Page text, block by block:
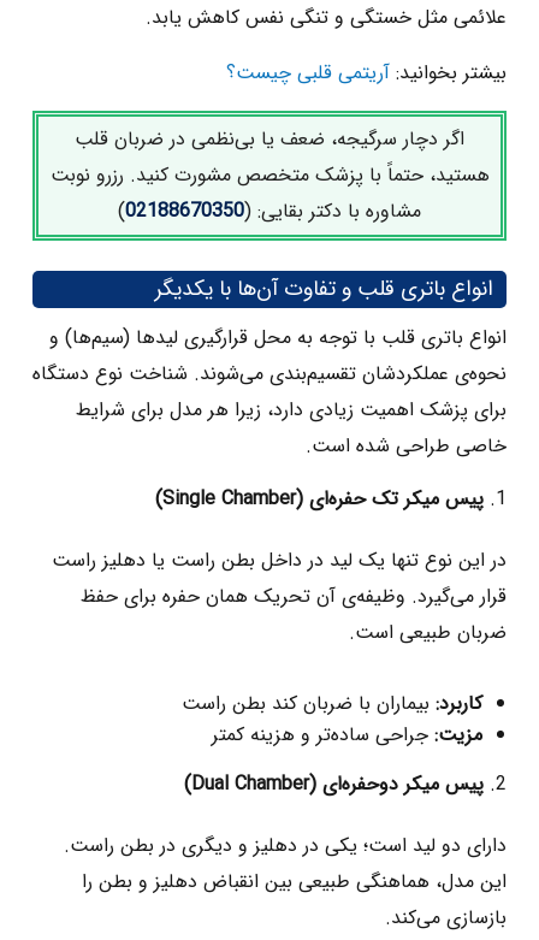
علائمی مثل خستگی و تنگی نفس کاهش یابد.
بیشتر بخوانید: آریتمی قلبی چیست؟
اگر دچار سرگیجه، ضعف یا بی‌نظمی در ضربان قلب
هستید، حتماً با پزشک متخصص مشورت کنید. رزرو نوبت
مشاوره با دکتر بقایی: (02188670350
)
انواع باتری قلب و تفاوت آن‌ها با یکدیگر
انواع باتری قلب با توجه به محل قرارگیری لیدها (سیم‌ها) و
نحوه‌ی عملکردشان تقسیم‌بندی می‌شوند. شناخت نوع دستگاه
برای پزشک اهمیت زیادی دارد، زیرا هر مدل برای شرایط
خاصی طراحی شده است.
پیس‌ میکر تک ‌حفره‌ای(Single Chamber)
در این نوع تنها یک لید در داخل بطن راست یا دهلیز راست
قرار می‌گیرد. وظیفه‌ی آن تحریک همان حفره برای حفظ
ضربان طبیعی است.
کاربرد:بیماران با ضربان کند بطن راست
مزیت:جراحی ساده‌تر و هزینه کمتر
پیس‌ میکر دوحفره‌ای(Dual Chamber)
دارای دو لید است؛ یکی در دهلیز و دیگری در بطن راست.
این مدل، هماهنگی طبیعی بین انقباض دهلیز و بطن را
بازسازی می‌کند.